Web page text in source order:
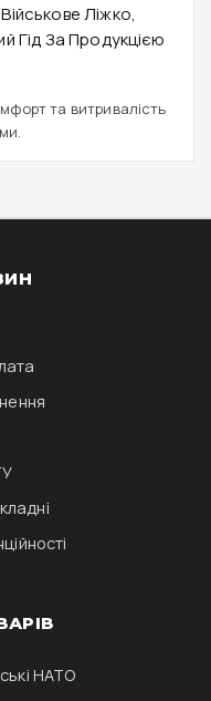
Ліжко,
Гід За Продукцією
та витривалість
НАТО